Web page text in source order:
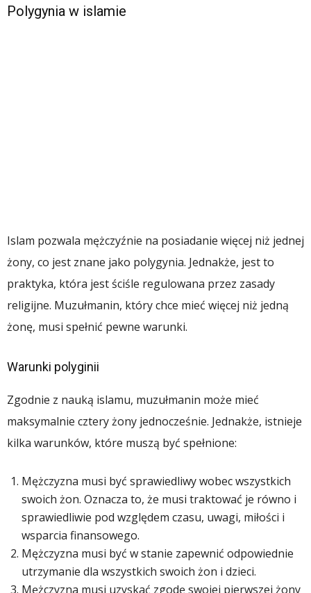
Polygynia w islamie
Islam pozwala mężczyźnie na posiadanie więcej niż jednej
żony, co jest znane jako polygynia. Jednakże, jest to
praktyka, która jest ściśle regulowana przez zasady
religijne. Muzułmanin, który chce mieć więcej niż jedną
żonę, musi spełnić pewne warunki.
Warunki polyginii
Zgodnie z nauką islamu, muzułmanin może mieć
maksymalnie cztery żony jednocześnie. Jednakże, istnieje
kilka warunków, które muszą być spełnione:
Mężczyzna musi być sprawiedliwy wobec wszystkich
swoich żon. Oznacza to, że musi traktować je równo i
sprawiedliwie pod względem czasu, uwagi, miłości i
wsparcia finansowego.
Mężczyzna musi być w stanie zapewnić odpowiednie
utrzymanie dla wszystkich swoich żon i dzieci.
Mężczyzna musi uzyskać zgodę swojej pierwszej żony